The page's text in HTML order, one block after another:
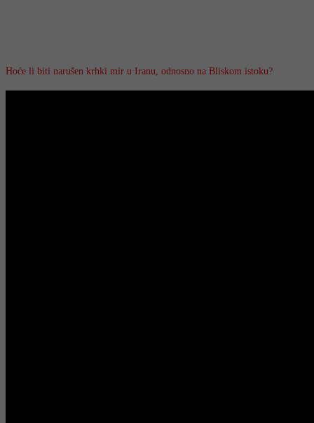
Hoće li biti narušen krhki mir u Iranu, odnosno na Bliskom istoku?